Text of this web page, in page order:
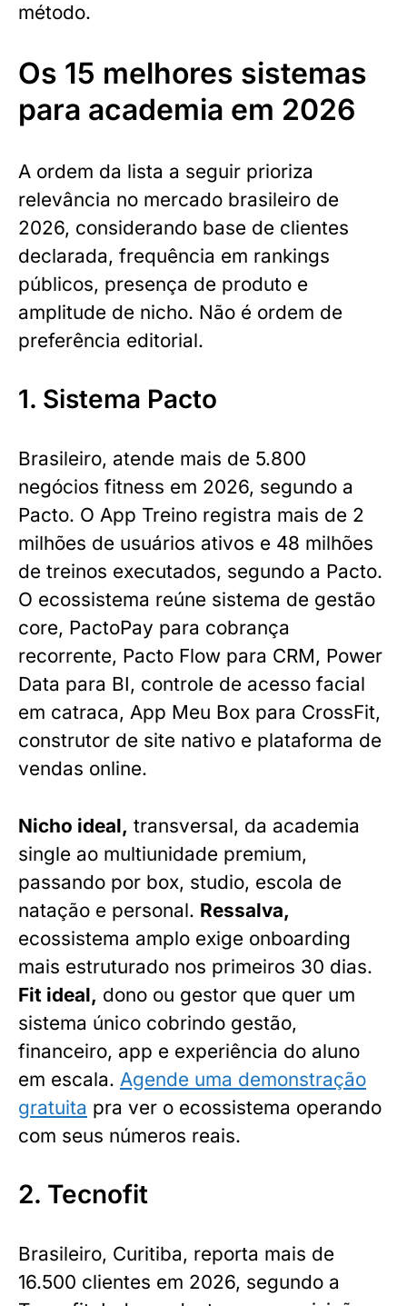
método.
Os 15 melhores sistemas
para academia em 2026
A ordem da lista a seguir prioriza
relevância no mercado brasileiro de
2026, considerando base de clientes
declarada, frequência em rankings
públicos, presença de produto e
amplitude de nicho. Não é ordem de
preferência editorial.
1. Sistema Pacto
Brasileiro, atende mais de 5.800
negócios fitness em 2026, segundo a
Pacto. O App Treino registra mais de 2
milhões de usuários ativos e 48 milhões
de treinos executados, segundo a Pacto.
O ecossistema reúne sistema de gestão
core, PactoPay para cobrança
recorrente, Pacto Flow para CRM, Power
Data para BI, controle de acesso facial
em catraca, App Meu Box para CrossFit,
construtor de site nativo e plataforma de
vendas online.
Nicho ideal, transversal, da academia
single ao multiunidade premium,
passando por box, studio, escola de
natação e personal. Ressalva,
ecossistema amplo exige onboarding
mais estruturado nos primeiros 30 dias.
Fit ideal, dono ou gestor que quer um
sistema único cobrindo gestão,
financeiro, app e experiência do aluno
em escala. Agende uma demonstração
gratuita pra ver o ecossistema operando
com seus números reais.
2. Tecnofit
Brasileiro, Curitiba, reporta mais de
16.500 clientes em 2026, segundo a